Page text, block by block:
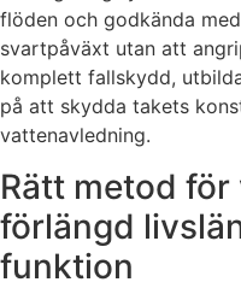
flöden och godkända
svartpåväxt utan att
komplett fallskydd,
på att skydda takets
vattenavledning.
Rätt metod för
förlängd
funktion